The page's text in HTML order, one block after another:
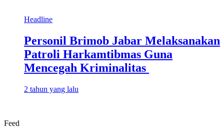
Headline
Personil Brimob Jabar Melaksanakan
Patroli Harkamtibmas Guna
Mencegah Kriminalitas
2 tahun yang lalu
Feed